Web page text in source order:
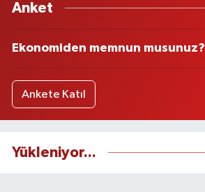
Anket
Ekonomiden memnun musunuz?
Ankete Katıl
Yükleniyor...